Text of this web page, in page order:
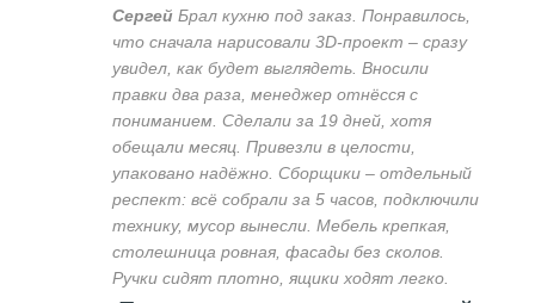
Сергей Брал кухню под заказ. Понравилось,
что сначала нарисовали 3D-проект – сразу
увидел, как будет выглядеть. Вносили
правки два раза, менеджер отнёсся с
пониманием. Сделали за 19 дней, хотя
обещали месяц. Привезли в целости,
упаковано надёжно. Сборщики – отдельный
респект: всё собрали за 5 часов, подключили
технику, мусор вынесли. Мебель крепкая,
столешница ровная, фасады без сколов.
Ручки сидят плотно, ящики ходят легко.